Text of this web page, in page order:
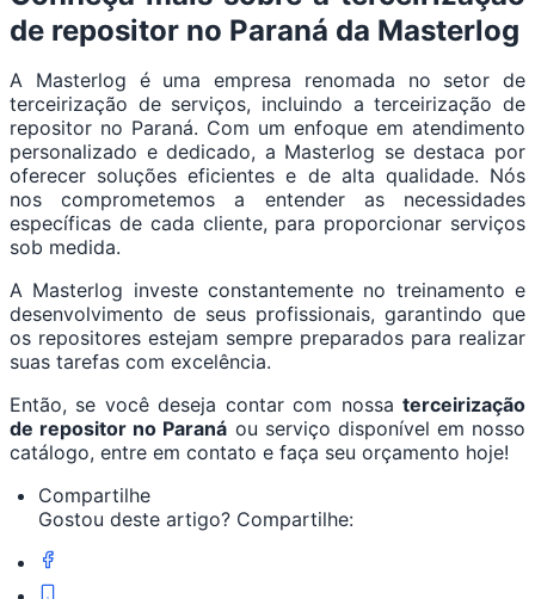
de repositor no Paraná da Masterlog
A Masterlog é uma empresa renomada no setor de
terceirização de serviços, incluindo a terceirização de
repositor no Paraná. Com um enfoque em atendimento
personalizado e dedicado, a Masterlog se destaca por
oferecer soluções eficientes e de alta qualidade. Nós
nos comprometemos a entender as necessidades
específicas de cada cliente, para proporcionar serviços
sob medida.
A Masterlog investe constantemente no treinamento e
desenvolvimento de seus profissionais, garantindo que
os repositores estejam sempre preparados para realizar
suas tarefas com excelência.
Então, se você deseja contar com nossa terceirização
de repositor no Paraná ou serviço disponível em nosso
catálogo, entre em contato e faça seu orçamento hoje!
Compartilhe
Gostou deste artigo? Compartilhe: